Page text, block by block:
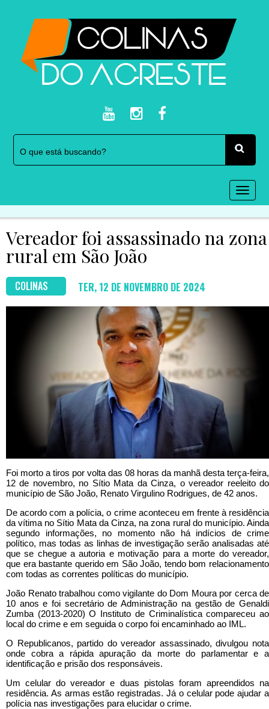
Vereador foi assassinado na zona
rural em São João
COLINAS TER, 12 DE NOVEMBRO DE 2024
Foi morto a tiros por volta das 08 horas da manhã desta terça-feira,
12 de novembro, no Sítio Mata da Cinza, o vereador reeleito do
município de São João, Renato Virgulino Rodrigues, de 42 anos.
De acordo com a polícia, o crime aconteceu em frente à residência
da vítima no Sítio Mata da Cinza, na zona rural do município. Ainda
segundo informações, no momento não há indícios de crime
político, mas todas as linhas de investigação serão analisadas até
que se chegue a autoria e motivação para a morte do vereador,
que era bastante querido em São João, tendo bom relacionamento
com todas as correntes políticas do município.
João Renato trabalhou como vigilante do Dom Moura por cerca de
10 anos e foi secretário de Administração na gestão de Genaldi
Zumba (2013-2020) O Instituto de Criminalística compareceu ao
local do crime e em seguida o corpo foi encaminhado ao IML.
O Republicanos, partido do vereador assassinado, divulgou nota
onde cobra a rápida apuração da morte do parlamentar e a
identificação e prisão dos responsáveis.
Um celular do vereador e duas pistolas foram apreendidos na
residência. As armas estão registradas. Já o celular pode ajudar a
polícia nas investigações para elucidar o crime.